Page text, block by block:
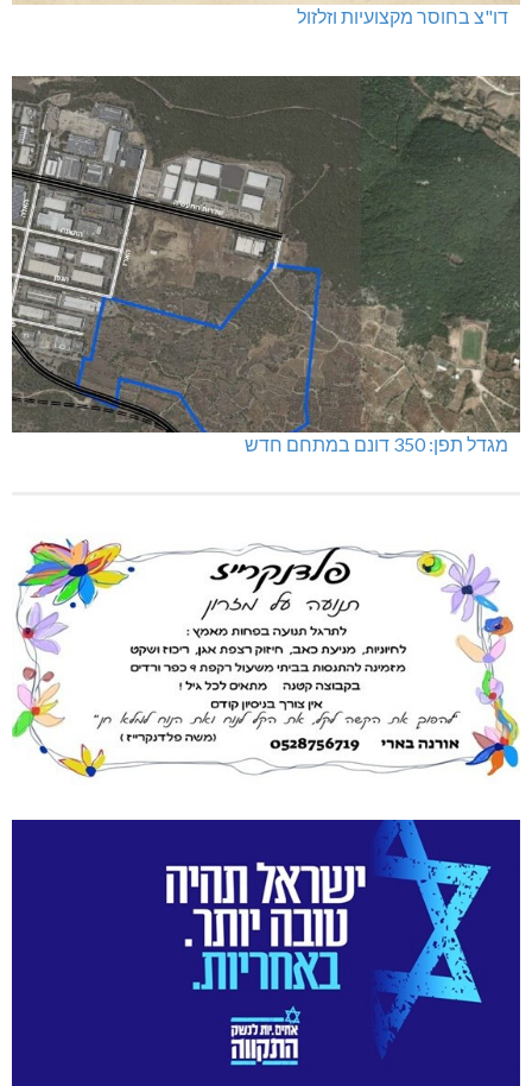
דו"צ בחוסר מקצועיות וזלזול
מגדל תפן: 350 דונם במתחם חדש